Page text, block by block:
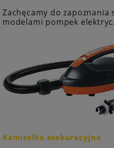
Zachęcamy do zapoznania
modelami pompek
Kamizelka asekuracyjna